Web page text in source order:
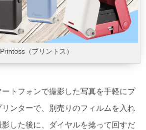
Printoss（プリントス）
トフォンで撮影した写真を手軽にプ
ンターで、別売りのフィルムを入れ
した後に、ダイヤルを捻って回すだ